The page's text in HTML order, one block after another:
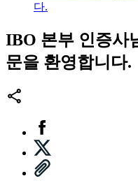
다.
IBO 본부 인증사
문을 환영합니다.